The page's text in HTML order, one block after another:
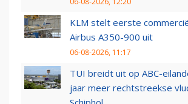
KLM stelt eerste
Airbus A350-900 uit
06-08-2026, 11:17
TUI breidt uit op ABC-
jaar meer rechtstreekse